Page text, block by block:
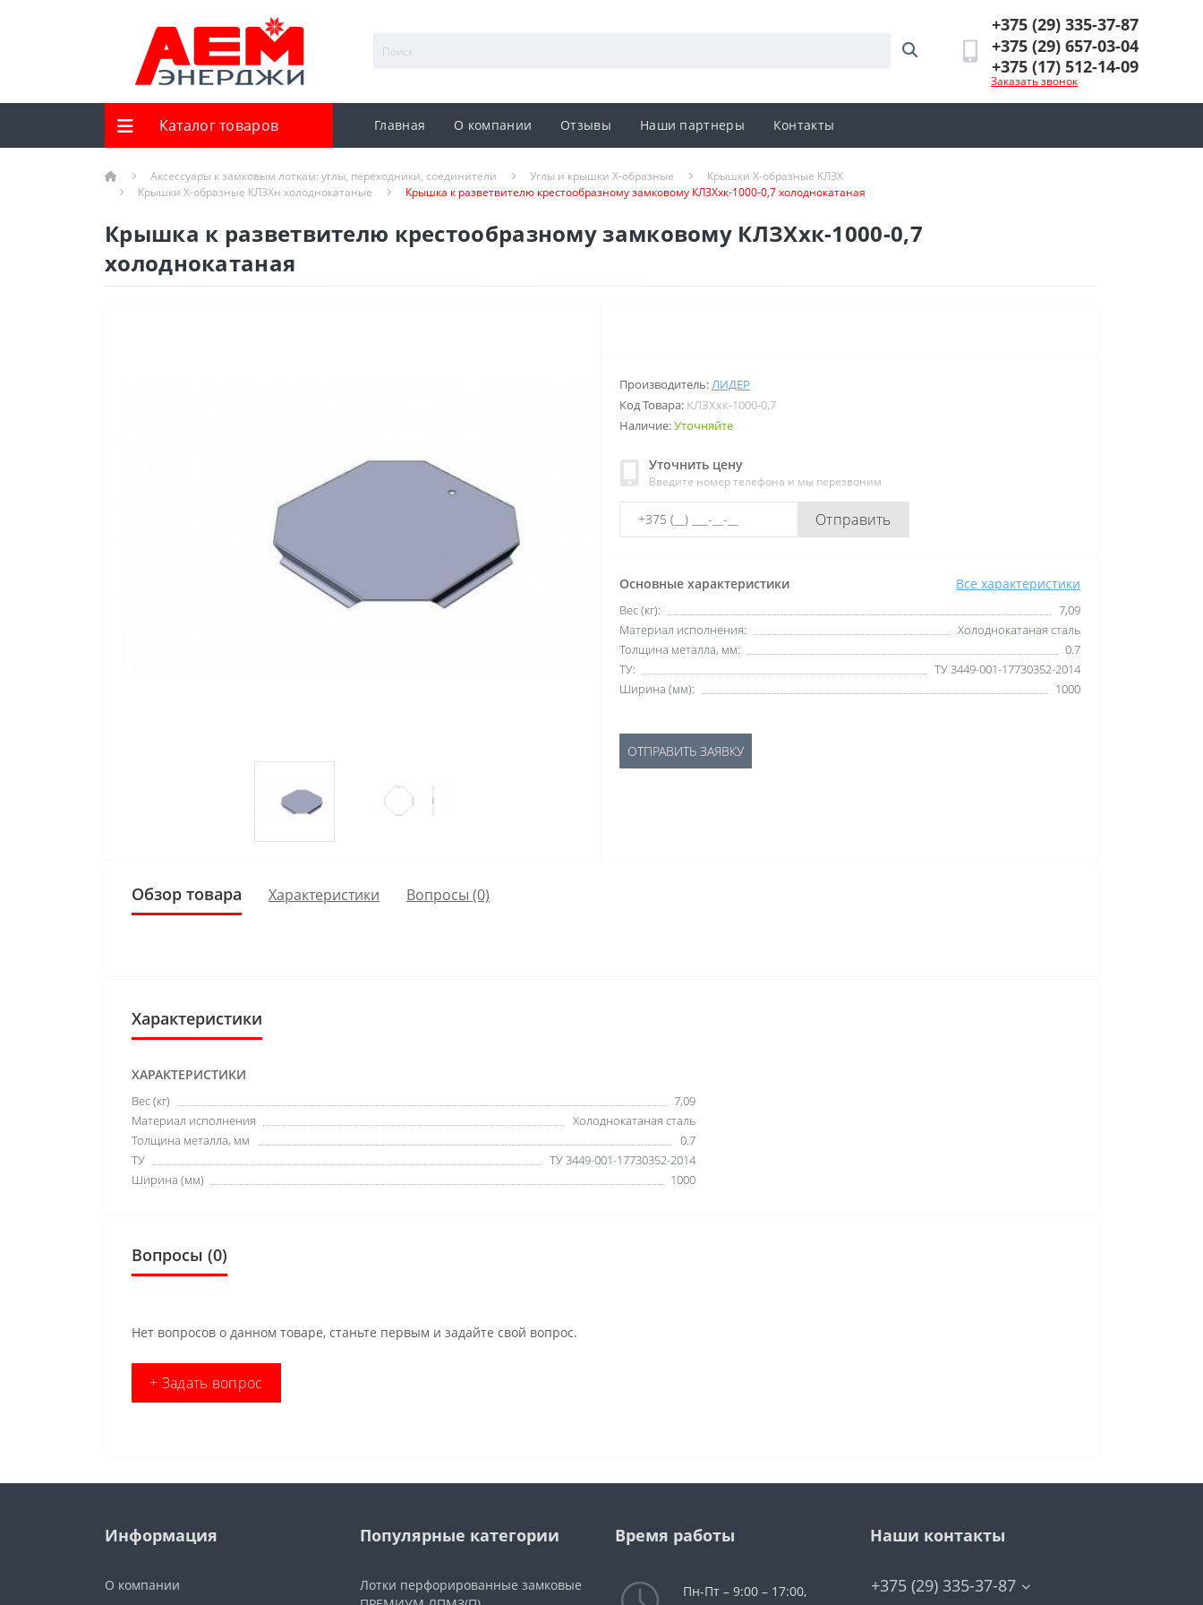
+375 (29) 335-37-87
+375 (29) 657-03-04
+375 (17) 512-14-09
Заказать звонок
Каталог товаров Главная О компании Отзывы Наши партнеры Контакты
Аксессуары к замковым лоткам: углы, переходники, соединители Углы и крышки Х-образные
Крышки Х-образные КЛЗХ
Крышки Х-образные КЛЗХн холоднокатаные
Крышка к разветвителю крестообразному замковому КЛЗХхк-1000-0,7 холоднокатаная
Крышка к разветвителю крестообразному замковому КЛЗХхк-1000-0,7
холоднокатаная
Производитель:ЛИДЕР
Код Товара: КЛЗХхк-1000-0,7
Наличие:Уточняйте
Уточнить цену
Введите номер телефона и мы перезвоним
Отправить
Основные характеристики Все характеристики
Вес (кг):
7,09
Материал исполнения:
Холоднокатаная сталь
Толщина металла, мм:
0.7
ТУ:
ТУ 3449-001-17730352-2014
Ширина (мм):
1000
ОТПРАВИТЬ ЗАЯВКУ
Обзор товара Характеристики Вопросы (0)
Характеристики
ХАРАКТЕРИСТИКИ
Вес (кг)
7,09
Материал исполнения
Холоднокатаная сталь
Толщина металла, мм
0.7
ТУ
ТУ 3449-001-17730352-2014
Ширина (мм)
1000
Вопросы (0)
Нет вопросов о данном товаре, станьте первым и задайте свой вопрос.
+ Задать вопрос
Информация
О компании
Популярные категории
Лотки перфорированные замковые
Время работы
Пн-Пт – 9:00 – 17:00,
Наши контакты
+375 (29) 335-37-87